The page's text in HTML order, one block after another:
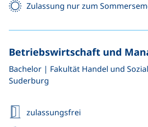
Zulassung nur zum
Betriebswirtschaft und
Bachelor, | Fakultät Handel und
Suderburg
zulassungsfrei